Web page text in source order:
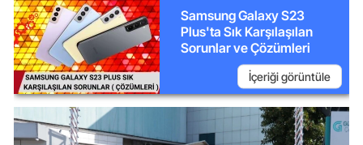
Samsung Galaxy S23
Plus'ta Sık Karşılaşılan
Sorunlar ve Çözümleri
İçeriği görüntüle